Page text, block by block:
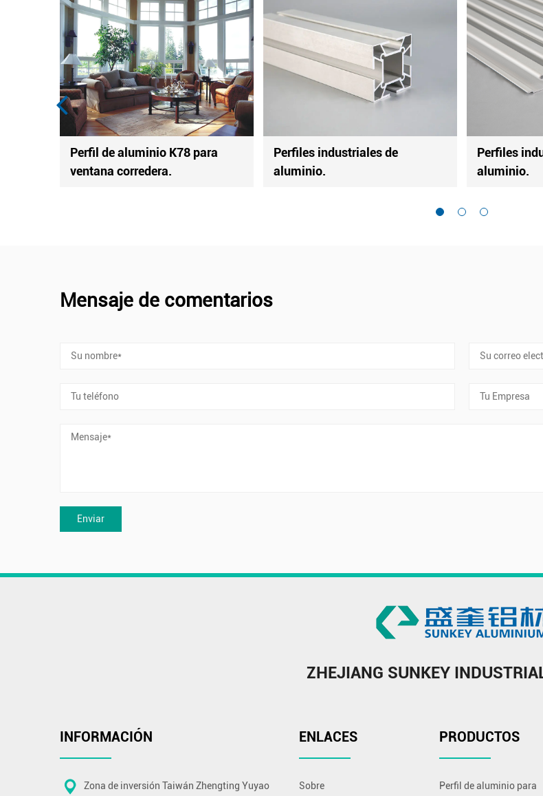
Perfiles industriales de
aluminio.
Perfiles industriales de
Mensaje de comentarios
ZHEJIANG SUNKEY
INFORMACIÓN
Zona de inversión Taiwán Zhengting Yuyao
ENLACES
Sobre
PRODUCTOS
Perfil de aluminio para